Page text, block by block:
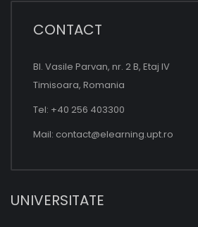
CONTACT
Bl. Vasile Parvan, nr. 2 B, Etaj IV
Timisoara, Romania
Tel: +40 256 403300
Mail: contact@elearning.upt.ro
UNIVERSITATE